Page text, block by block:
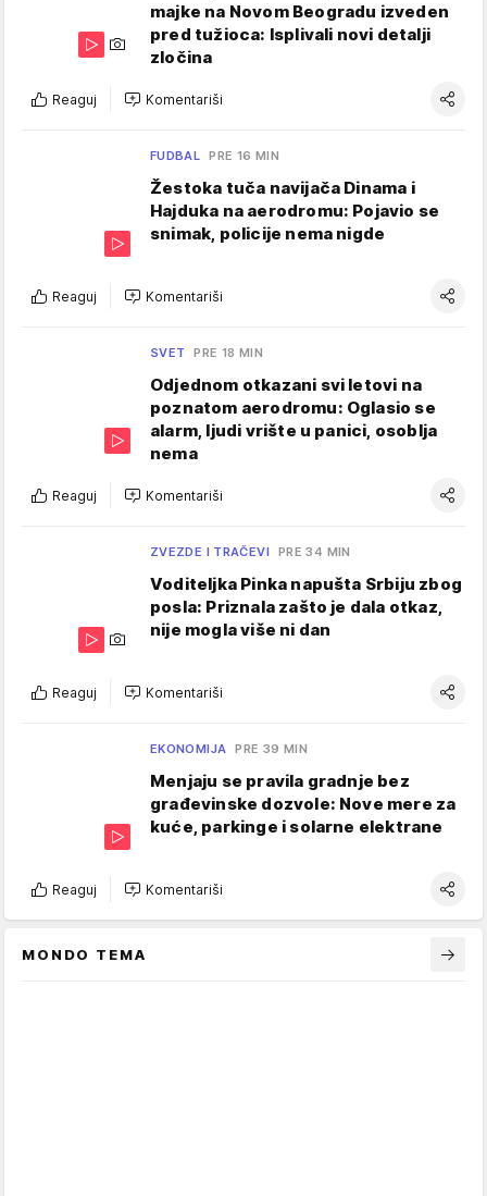
majke na Novom Beogradu izveden
pred tužioca: Isplivali novi detalji
zločina
Reaguj Komentariši
FUDBAL PRE 16 MIN
Žestoka tuča navijača Dinama i
Hajduka na aerodromu: Pojavio se
snimak, policije nema nigde
Reaguj Komentariši
SVET PRE 18 MIN
Odjednom otkazani svi letovi na
poznatom aerodromu: Oglasio se
alarm, ljudi vrište u panici, osoblja
nema
Reaguj Komentariši
ZVEZDE I TRAČEVI PRE 34 MIN
Voditeljka Pinka napušta Srbiju zbog
posla: Priznala zašto je dala otkaz,
nije mogla više ni dan
Reaguj Komentariši
EKONOMIJA PRE 39 MIN
Menjaju se pravila gradnje bez
građevinske dozvole: Nove mere za
kuće, parkinge i solarne elektrane
Reaguj Komentariši
MONDO TEMA